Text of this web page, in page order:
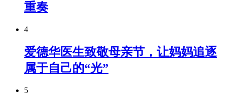
重奏
4
爱德华医生致敬母亲节，让妈妈追逐
属于自己的“光”
5